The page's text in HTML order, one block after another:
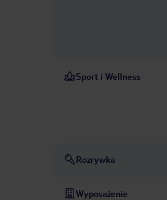
Sport i Wellness
Rozrywka
Wyposażenie